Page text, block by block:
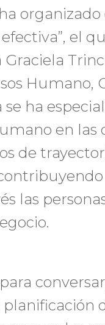
el
Humano,
ha
en las
de
las